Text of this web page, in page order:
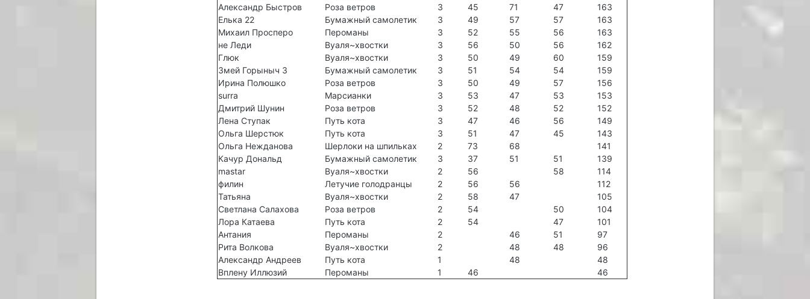
Александр Быстров
Роза ветров 3 45 71 47
163
Елька 22
Бумажный самолетик 3 49 57 57
163
Михаил Просперо
Пероманы 3 52 55 56
163
не Леди
Вуаля~хвостки 3 56 50 56
162
Глюк
Вуаля~хвостки 3 50 49 60
159
Змей Горыныч 3
Бумажный самолетик 3 51 54 54
159
Ирина Полюшко
Роза ветров 3 50 49 57
156
surra
Марсианки 3 53 47 53
153
Дмитрий Шунин
Роза ветров 3 52 48 52
152
Лена Ступак
Путь кота 3 47 46 56
149
Ольга Шерстюк
Путь кота 3 51 47 45
143
Ольга Нежданова
Шерлоки на шпильках 2 73 68
141
Качур Дональд
Бумажный самолетик 3 37 51 51
139
mastar
Вуаля~хвостки 2 56 58
114
филин
Летучие голодранцы 2 56 56
112
Татьяна
Вуаля~хвостки 2 58 47
105
Светлана Салахова
Роза ветров 2 54 50
104
Лора Катаева
Путь кота 2 54 47
101
Антания
Пероманы 2 46 51
97
Рита Волкова
Вуаля~хвостки 2 48 48
96
Александр Андреев
Путь кота 1 48
48
Вплену Иллюзий
Пероманы 1 46 46